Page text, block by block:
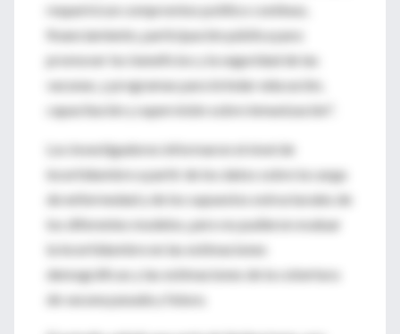
requerirá un compromiso político continuo,
financiamiento, participación pública para
promover los beneficios y la seguridad de las
vacunas, y programas para brindar educación,
capacitación y supervisión sobre inmunización".
Los investigadores informaron el nivel de
incertidumbre a partir de los datos sobre la carga
de enfermedad y de los supuestos estructurales de
los diferentes modelos, pero no pudieron evaluar
la incertidumbre en las estimaciones
demográficas y las estimaciones de la cobertura
de vacuna pasada y futura.